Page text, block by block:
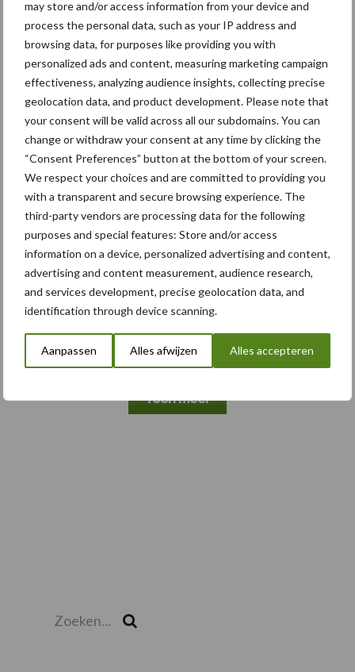
may store and/or access information from your device and
process the personal data, such as your IP address and
browsing data, for purposes like providing you with
personalized ads and content, measuring marketing campaign
effectiveness, analyzing audience insights, collecting precise
geolocation data, and product development. Please note that
your consent will be valid across all our subdomains. You can
change or withdraw your consent at any time by clicking the
“Consent Preferences” button at the bottom of your screen.
We respect your choices and are committed to providing you
with a transparent and secure browsing experience. The
third-party vendors are processing data for the following
purposes and special features: Store and/or access
information on a device, personalized advertising and content,
advertising and content measurement, audience research,
and services development, precise geolocation data, and
identification through device scanning.
Aanpassen Alles afwijzen Alles accepteren
voor kouters"
5 aug
Albourgh Tyres breidt uit naar
nieuwe marktsegmenten
5 aug
Caterpillar breidt gamma
elektrische bulldozers uit
5 aug
Komatsu HM460-6 knikdumper legt
lat opnieuw hoger
5 aug
Nieuwe compacte gedragen
pootcombinatie van AVR
Toon meer